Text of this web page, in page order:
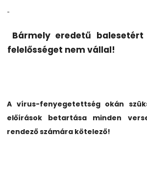
Bármely eredetű balesetért
felelősséget nem vállal!
A vírus-fenyegetettség okán
előírások betartása minden
rendező számára kötelező!